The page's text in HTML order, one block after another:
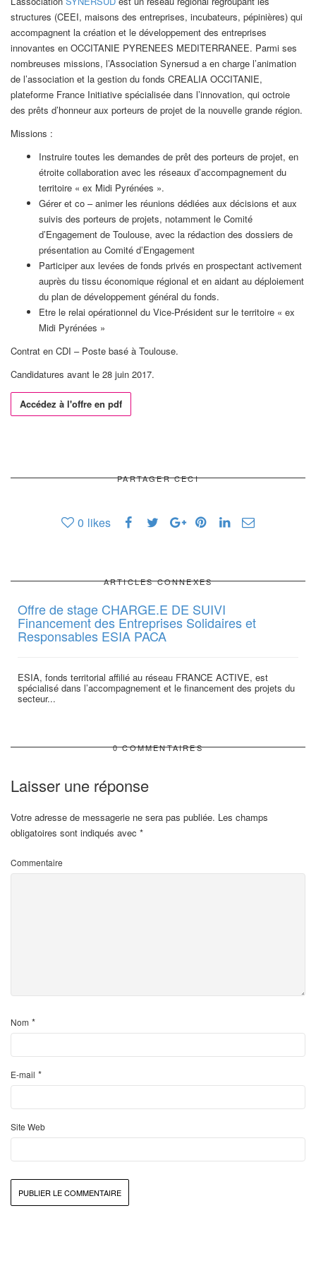
structures (CEEI, maisons des entreprises, incubateurs, pépinières) qui
accompagnent la création et le développement des entreprises
innovantes en OCCITANIE PYRENEES MEDITERRANEE. Parmi ses
nombreuses missions, l’Association Synersud a en charge l’animation
de l’association et la gestion du fonds CREALIA OCCITANIE,
plateforme France Initiative spécialisée dans l’innovation, qui octroie
des prêts d’honneur aux porteurs de projet de la nouvelle grande région.
Missions :
Instruire toutes les demandes de prêt des porteurs de projet, en
étroite collaboration avec les réseaux d’accompagnement du
territoire « ex Midi Pyrénées ».
Gérer et co – animer les réunions dédiées aux décisions et aux
suivis des porteurs de projets, notamment le Comité
d’Engagement de Toulouse, avec la rédaction des dossiers de
présentation au Comité d’Engagement
Participer aux levées de fonds privés en prospectant activement
auprès du tissu économique régional et en aidant au déploiement
du plan de développement général du fonds.
Etre le relai opérationnel du Vice-Président sur le territoire « ex
Midi Pyrénées »
Contrat en CDI – Poste basé à Toulouse.
Candidatures avant le 28 juin 2017.
Accédez à l'offre en pdf
PARTAGER CECI
0 likes
ARTICLES CONNEXES
Offre de stage CHARGE.E DE SUIVI
Financement des Entreprises Solidaires et
Responsables ESIA PACA
ESIA, fonds territorial affilié au réseau FRANCE ACTIVE, est
spécialisé dans l’accompagnement et le financement des projets du
secteur...
0 COMMENTAIRES
Laisser une réponse
Votre adresse de messagerie ne sera pas publiée. Les champs
obligatoires sont indiqués avec *
Commentaire
Nom *
E-mail *
Site Web